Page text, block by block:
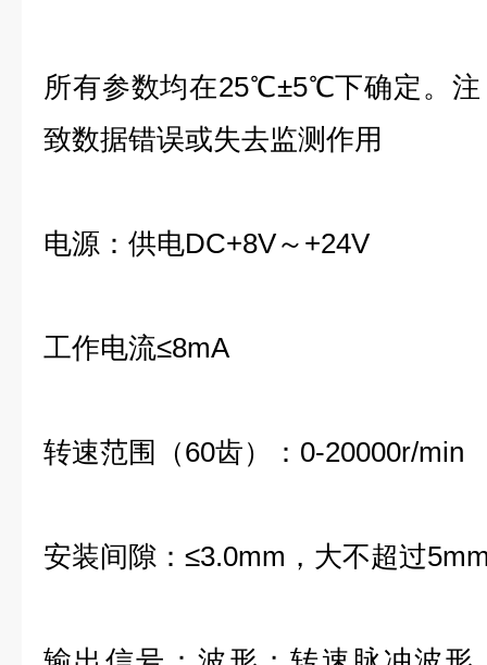
所有参数均在25℃±5℃下确定。注
致数据错误或失去监测作用
电源：供电DC+8V～+24V
工作电流≤8mA
转速范围（60齿）：0-20000r/min
安装间隙：≤3.0mm，大不超过